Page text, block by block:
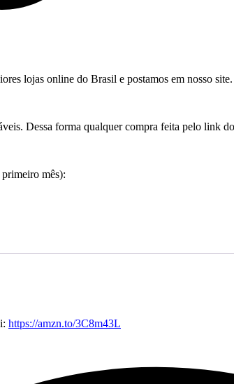
lojas online do Brasil e postamos em nosso site.
Dessa forma qualquer compra feita pelo link
mês):
https://amzn.to/3C8m43L